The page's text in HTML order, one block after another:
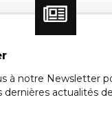
à notre Newsletter
dernières actualités